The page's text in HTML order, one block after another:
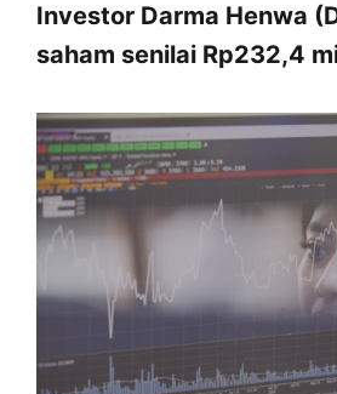
Investor Darma Henwa
saham senilai Rp232,4